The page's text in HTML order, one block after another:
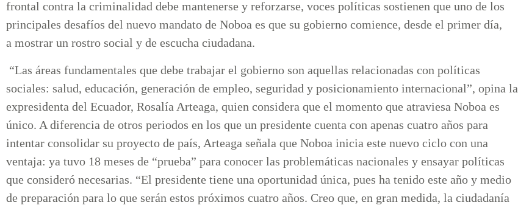
frontal contra la criminalidad debe mantenerse y reforzarse, voces políticas sostienen que uno de los
principales desafíos del nuevo mandato de Noboa es que su gobierno comience, desde el primer día,
a mostrar un rostro social y de escucha ciudadana.
“Las áreas fundamentales que debe trabajar el gobierno son aquellas relacionadas con políticas
sociales: salud, educación, generación de empleo, seguridad y posicionamiento internacional”, opina la
expresidenta del Ecuador, Rosalía Arteaga, quien considera que el momento que atraviesa Noboa es
único. A diferencia de otros periodos en los que un presidente cuenta con apenas cuatro años para
intentar consolidar su proyecto de país, Arteaga señala que Noboa inicia este nuevo ciclo con una
ventaja: ya tuvo 18 meses de “prueba” para conocer las problemáticas nacionales y ensayar políticas
que consideró necesarias. “El presidente tiene una oportunidad única, pues ha tenido este año y medio
de preparación para lo que serán estos próximos cuatro años. Creo que, en gran medida, la ciudadanía